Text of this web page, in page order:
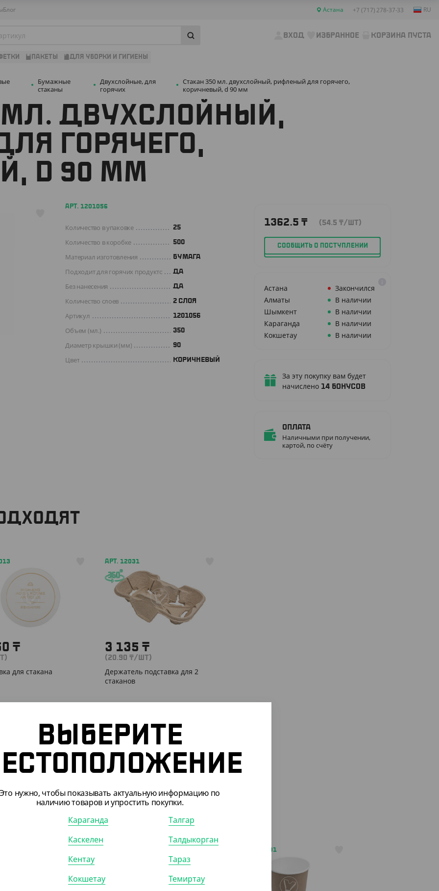
Блог Астана +7 (717) 278-37-33 RU
ВХОД ИЗБРАННОЕ КОРЗИНА ПУСТА
ПАКЕТЫ ДЛЯ УБОРКИ И ГИГИЕНЫ
Бумажные
стаканы
Двухслойные, для
горячих
Стакан 350 мл. двухслойный, рифленый для горячего,
коричневый, d 90 мм
МЛ. ДВУХСЛОЙНЫЙ,
ГОРЯЧЕГО,
D 90 ММ
1362.5 ₸ (54.5 ₸/ШТ)
СООБЩИТЬ О ПОСТУПЛЕНИИ
Астана
Закончился
Алматы
В наличии
Шымкент
В наличии
Караганда
В наличии
Кокшетау
В наличии
За эту покупку вам будет
начислено 14 бонусов
Оплата
Наличными при получении,
картой, по счёту
АРТ. 1201056
Количество в упаковке 25
Количество в коробке 500
Материал изготовления БУМАГА
Подходит для горячих продуктов ДА
Без нанесения ДА
Количество слоев 2 СЛОЯ
Артикул 1201056
Объем (мл.) 350
Диаметр крышки (мм) 90
Цвет КОРИЧНЕВЫЙ
₸
для стакана
АРТ. 12031
3 135 ₸
(20.90 ₸/ШТ)
Держатель подставка для 2
стаканов
АРТ. 1205801
ВЫБЕРИТЕ
Это нужно, чтобы показывать актуальную информацию по
наличию товаров и упростить покупки.
Караганда
Каскелен
Кентау
Кокшетау
Талгар
Талдыкорган
Тараз
Темиртау